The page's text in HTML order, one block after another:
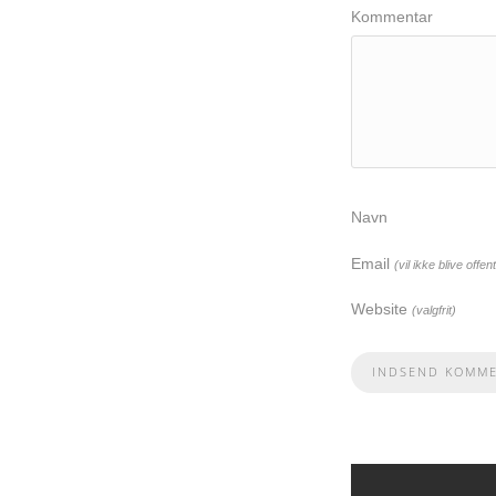
Kommentar
Navn
Email (vil ikke blive
Website (valgfrit)